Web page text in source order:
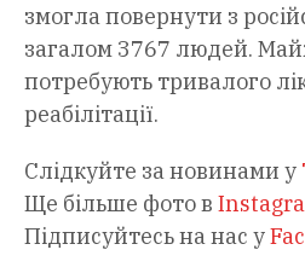
змогла повернути з
загалом 3767 людей.
потребують тривалого
реабілітації.
Слідкуйте за новинами у
Ще більше фото в
Підписуйтесь на нас у